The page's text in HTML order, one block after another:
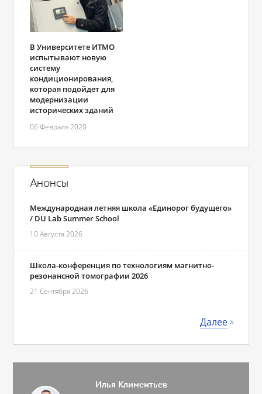
В Университете ИТМО
испытывают новую
систему
кондиционирования,
которая подойдет для
модернизации
исторических зданий
06 Февраля 2020
Анонсы
Международная летняя школа «Единорог будущего»
/ DU Lab Summer School
10 Августа 2026
Школа-конференция по технологиям магнитно-
резонансной томографии 2026
21 Сентября 2026
Далее
Илья Климентьев